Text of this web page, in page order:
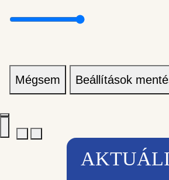
Mégsem Beállítások